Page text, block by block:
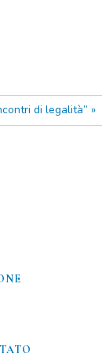
di legalità” »